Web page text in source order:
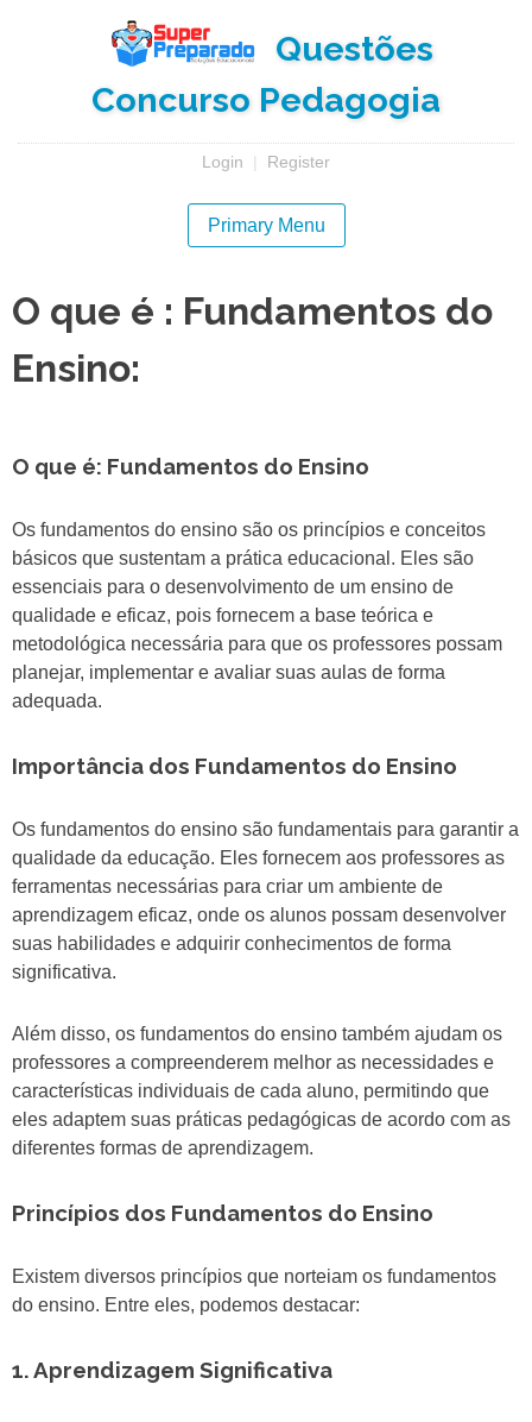
Questões
Concurso Pedagogia
Login | Register
Primary Menu
O que é : Fundamentos do
Ensino:
O que é: Fundamentos do Ensino
Os fundamentos do ensino são os princípios e conceitos
básicos que sustentam a prática educacional. Eles são
essenciais para o desenvolvimento de um ensino de
qualidade e eficaz, pois fornecem a base teórica e
metodológica necessária para que os professores possam
planejar, implementar e avaliar suas aulas de forma
adequada.
Importância dos Fundamentos do Ensino
Os fundamentos do ensino são fundamentais para garantir a
qualidade da educação. Eles fornecem aos professores as
ferramentas necessárias para criar um ambiente de
aprendizagem eficaz, onde os alunos possam desenvolver
suas habilidades e adquirir conhecimentos de forma
significativa.
Além disso, os fundamentos do ensino também ajudam os
professores a compreenderem melhor as necessidades e
características individuais de cada aluno, permitindo que
eles adaptem suas práticas pedagógicas de acordo com as
diferentes formas de aprendizagem.
Princípios dos Fundamentos do Ensino
Existem diversos princípios que norteiam os fundamentos
do ensino. Entre eles, podemos destacar:
1. Aprendizagem Significativa